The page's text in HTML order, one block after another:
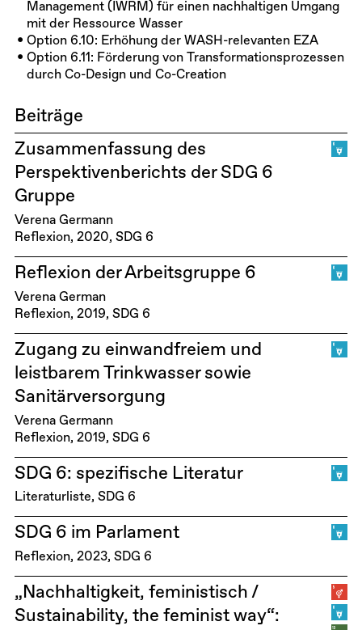
Management (IWRM) für einen nachhaltigen Umgang
mit der Ressource Wasser
Option 6.10: Erhöhung der WASH-relevanten EZA
Option 6.11: Förderung von Transformationsprozessen
durch Co-Design und Co-Creation
Beiträge
Zusammenfassung des
Perspektivenberichts der SDG 6
Gruppe
Verena Germann
Reflexion 2020 SDG 6
Reflexion der Arbeitsgruppe 6
Verena German
Reflexion 2019 SDG 6
Zugang zu einwandfreiem und
leistbarem Trinkwasser sowie
Sanitärversorgung
Verena Germann
Reflexion 2019 SDG 6
SDG 6: spezifische Literatur
Literaturliste SDG 6
SDG 6 im Parlament
Reflexion 2023 SDG 6
„Nachhaltigkeit, feministisch /
Sustainability, the feminist way“: